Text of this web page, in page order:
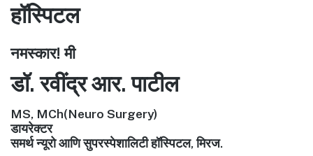
हॉस्पिटल
नमस्कार! मी
डॉ. रवींद्र आर. पाटील
MS, MCh(Neuro Surgery)
डायरेक्टर
समर्थ न्यूरो आणि सुपरस्पेशालिटी हॉस्पिटल, मिरज.